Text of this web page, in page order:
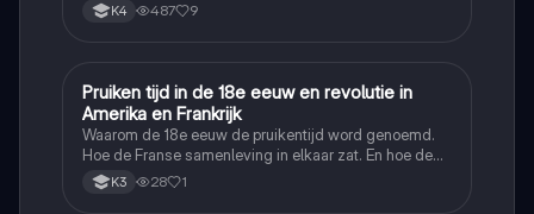
K4 487 9
Geschiedenis
Pruiken tijd in de 18e eeuw en revolutie in
Amerika en Frankrijk
Waarom de 18e eeuw de pruikentijd word genoemd.
Hoe de Franse samenleving in elkaar zat. En hoe de
Amerikaanse en Franse revolutie ging.
K3 28 1